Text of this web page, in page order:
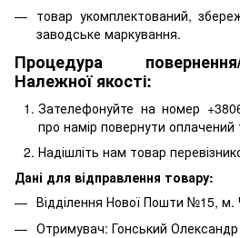
товар укомплектований,
заводське маркування.
Процедура
Належної якості:
Зателефонуйте на номер
про намір повернути оплачений
Надішліть нам товар
Дані для відправлення товару:
Відділення Нової Пошти №15, м.
Отримувач: Гонський